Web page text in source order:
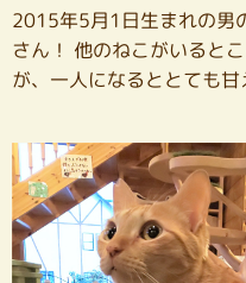
2015年5月1日生まれの男
さん！ 他のねこがいると
が、一人になるととても